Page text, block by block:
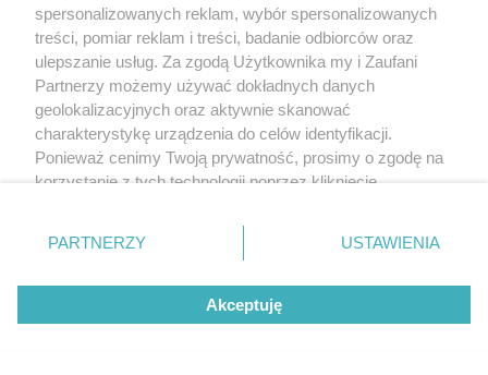
spersonalizowanych reklam, wybór spersonalizowanych
treści, pomiar reklam i treści, badanie odbiorców oraz
ulepszanie usług. Za zgodą Użytkownika my i Zaufani
Partnerzy możemy używać dokładnych danych
geolokalizacyjnych oraz aktywnie skanować
charakterystykę urządzenia do celów identyfikacji.
Ponieważ cenimy Twoją prywatność, prosimy o zgodę na
korzystanie z tych technologii poprzez kliknięcie
zmienić/wycofać klikając przycisk ustawień prywatności
znajdujący się w lewym dolnym rogu strony
rodzaje przetwarzania danych nie wymagają zgody
użytkownika, ale masz prawo sprzeciwić się takiemu
przetwarzaniu. Preferencje będą miały zastosowanie tylko
PARTNERZY USTAWIENIA
Akceptuję